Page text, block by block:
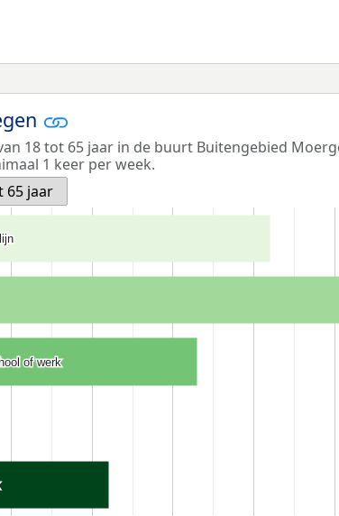
18 tot 65 jaar in de buurt Buitengebied
1 keer per week.
65 jaar
of werk
of werk